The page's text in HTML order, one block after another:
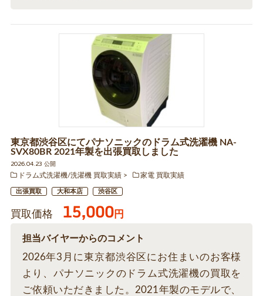
東京都渋谷区にてパナソニックのドラム式洗濯機 NA-
SVX80BR 2021年製を出張買取しました
2026.04.23 公開
ドラム式洗濯機/洗濯機 買取実績
家電 買取実績
出張買取 大和本店 渋谷区
買取価格 15,000円
担当バイヤーからのコメント
2026年3月に東京都渋谷区にお住まいのお客様
より、パナソニックのドラム式洗濯機の買取を
ご依頼いただきました。2021年製のモデルで、